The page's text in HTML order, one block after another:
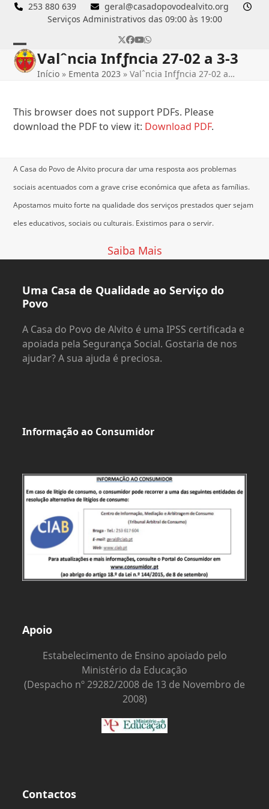
Skip
253 880 639
geral@casadopovodealvito.org
Serviços Administrativos das 09:00 às 19:00
Twitter
Facebook
YouTube
Whatsapp
Open
mobile
Close
mobile
Valˆncia Infƒncia 27-02 a 3-3
Início » Ementa 2023 »Valˆncia Infƒncia 27-02 a…
This browser does not support PDFs. Please
download the PDF to view it: Download PDF.
A Casa do Povo de Alvito procura dar uma resposta aos problemas
sociais acentuados com a grave crise económica que afeta as famílias.
Apostamos muito forte na qualidade dos serviços prestados quer sejam
eles educativos, sociais ou culturais. Existimos para o servir.
Saiba Mais
Uma Casa de Qualidade ao Serviço do
Povo
A Casa do Povo de Alvito é uma IPSS certificada e
apoiada pela Segurança Social. Gostaria de nos
ajudar? A sua ajuda é preciosa.
Informação ao Consumidor
Apoio
Estabelecimento de Ensino apoiado pelo
Ministério da Educação
(Despacho nº 29282/2008 de 13 de Novembro de
2008)
Contactos